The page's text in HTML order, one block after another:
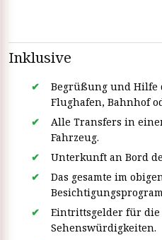
Inklusive
Begrüßung und Hilfe
Flughafen, Bahnhof
Alle Transfers in
Fahrzeug.
Unterkunft an Bord
Das gesamte im
Eintrittsgelder für die
Sehenswürdigkeiten.